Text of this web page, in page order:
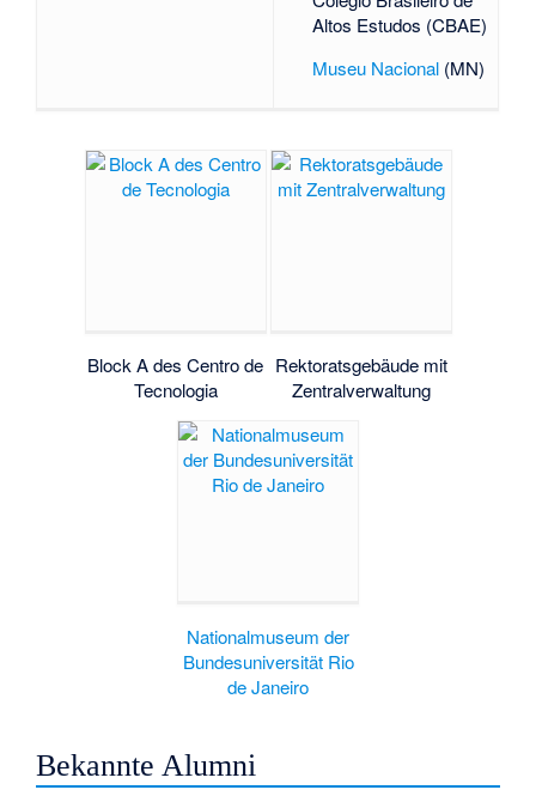
Altos Estudos (CBAE)
Museu Nacional (MN)
Block A des Centro de
Tecnologia
Rektoratsgebäude mit
Zentralverwaltung
Nationalmuseum der
Bundesuniversität Rio
de Janeiro
Bekannte Alumni